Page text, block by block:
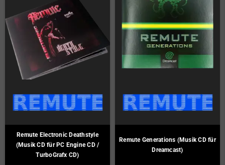
Remute Electronic Deathstyle
(Musik CD für PC Engine CD /
TurboGrafx CD)
Remute Generations (Musik CD für
Dreamcast)